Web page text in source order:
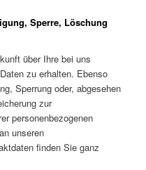
Sperre, Löschung
über Ihre bei uns
zu erhalten. Ebenso
Sperrung oder, abgesehen
zur
personenbezogenen
unseren
finden Sie ganz